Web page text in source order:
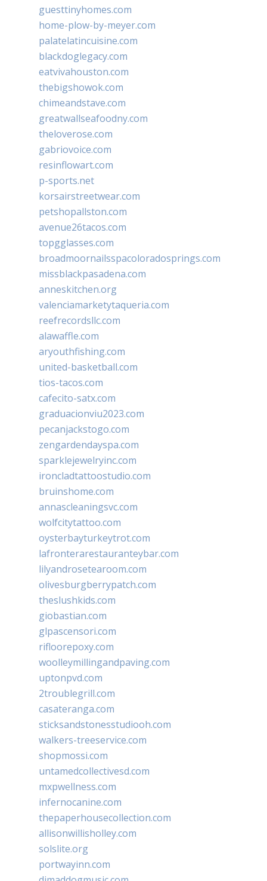
guesttinyhomes.com
home-plow-by-meyer.com
palatelatincuisine.com
blackdoglegacy.com
eatvivahouston.com
thebigshowok.com
chimeandstave.com
greatwallseafoodny.com
theloverose.com
gabriovoice.com
resinflowart.com
p-sports.net
korsairstreetwear.com
petshopallston.com
avenue26tacos.com
topgglasses.com
broadmoornailsspacoloradosprings.com
missblackpasadena.com
anneskitchen.org
valenciamarketytaqueria.com
reefrecordsllc.com
alawaffle.com
aryouthfishing.com
united-basketball.com
tios-tacos.com
cafecito-satx.com
graduacionviu2023.com
pecanjackstogo.com
zengardendayspa.com
sparklejewelryinc.com
ironcladtattoostudio.com
bruinshome.com
annascleaningsvc.com
wolfcitytattoo.com
oysterbayturkeytrot.com
lafronterarestauranteybar.com
lilyandrosetearoom.com
olivesburgberrypatch.com
theslushkids.com
giobastian.com
glpascensori.com
rifloorepoxy.com
woolleymillingandpaving.com
uptonpvd.com
2troublegrill.com
casateranga.com
sticksandstonesstudiooh.com
walkers-treeservice.com
shopmossi.com
untamedcollectivesd.com
mxpwellness.com
infernocanine.com
thepaperhousecollection.com
allisonwillisholley.com
solslite.org
portwayinn.com